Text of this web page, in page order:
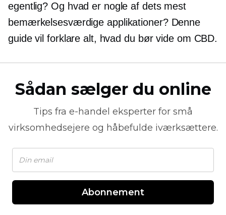
egentlig? Og hvad er nogle af dets mest
bemærkelsesværdige applikationer? Denne
guide vil forklare alt, hvad du bør vide om CBD.
Sådan sælger du online
Tips fra e-handel eksperter for små
virksomhedsejere og håbefulde iværksættere.
Abonnement